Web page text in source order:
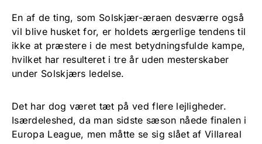
En af de ting, som Solskjær-æraen desværre også
vil blive husket for, er holdets ærgerlige tendens til
ikke at præstere i de mest betydningsfulde kampe,
hvilket har resulteret i tre år uden mesterskaber
under Solskjærs ledelse.
Det har dog været tæt på ved flere lejligheder.
Isærdeleshed, da man sidste sæson nåede finalen i
Europa League, men måtte se sig slået af Villareal